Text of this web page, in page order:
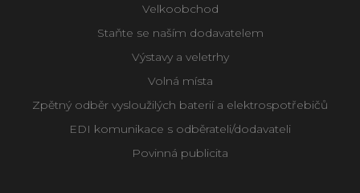
Velkoobchod
Staňte se naším dodavatelem
Výstavy a veletrhy
Volná místa
Zpětný odběr vysloužilých baterií a elektrospotřebičů
EDI komunikace s odběrateli/dodavateli
Povinná publicita